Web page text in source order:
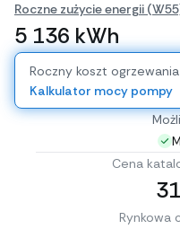
Roczne zużycie energii
5 136 kWh
Roczny koszt
Kalkulator mocy pompy
Cena
Rynkowa